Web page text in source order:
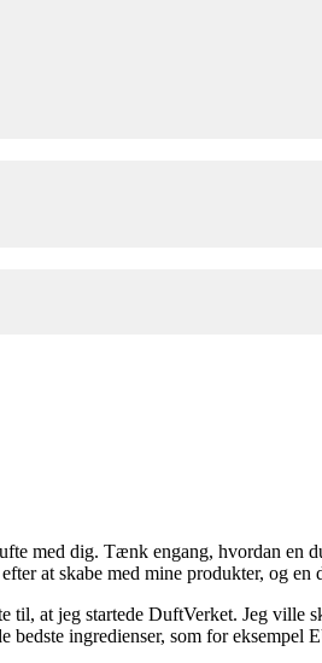
med dig. Tænk engang, hvordan en
at skabe med mine produkter, og
at jeg startede DuftVerket. Jeg ville
ingredienser, som for